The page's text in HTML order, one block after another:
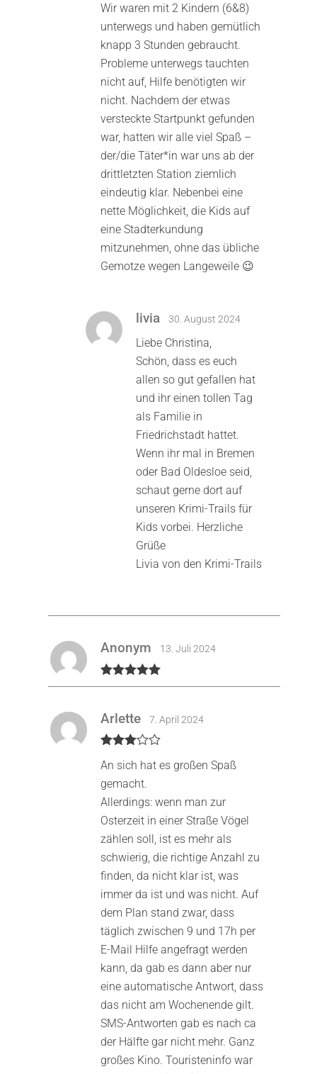
5von 5
Wir waren mit 2 Kindern (6&8)
unterwegs und haben gemütlich
knapp 3 Stunden gebraucht.
Probleme unterwegs tauchten
nicht auf, Hilfe benötigten wir
nicht. Nachdem der etwas
versteckte Startpunkt gefunden
war, hatten wir alle viel Spaß –
der/die Täter*in war uns ab der
drittletzten Station ziemlich
eindeutig klar. Nebenbei eine
nette Möglichkeit, die Kids auf
eine Stadterkundung
mitzunehmen, ohne das übliche
Gemotze wegen Langeweile 😉
livia 30. August 2024
Liebe Christina,
Schön, dass es euch
allen so gut gefallen hat
und ihr einen tollen Tag
als Familie in
Friedrichstadt hattet.
Wenn ihr mal in Bremen
oder Bad Oldesloe seid,
schaut gerne dort auf
unseren Krimi-Trails für
Kids vorbei. Herzliche
Grüße
Livia von den Krimi-Trails
Bewertet mit
Anonym 13. Juli 2024
mit 3
von 5
Arlette 7. April 2024
An sich hat es großen Spaß
gemacht.
Allerdings: wenn man zur
Osterzeit in einer Straße Vögel
zählen soll, ist es mehr als
schwierig, die richtige Anzahl zu
finden, da nicht klar ist, was
immer da ist und was nicht. Auf
dem Plan stand zwar, dass
täglich zwischen 9 und 17h per
E-Mail Hilfe angefragt werden
kann, da gab es dann aber nur
eine automatische Antwort, dass
das nicht am Wochenende gilt.
SMS-Antworten gab es nach ca
der Hälfte gar nicht mehr. Ganz
großes Kino. Touristeninfo war